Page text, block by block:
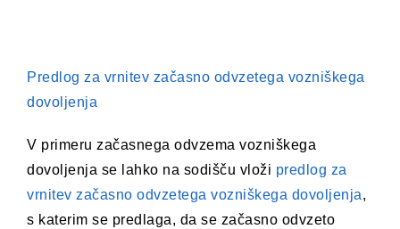
Predlog za vrnitev začasno odvzetega vozniškega
dovoljenja
V primeru začasnega odvzema vozniškega
dovoljenja se lahko na sodišču vloži predlog za
vrnitev začasno odvzetega vozniškega dovoljenja,
s katerim se predlaga, da se začasno odvzeto